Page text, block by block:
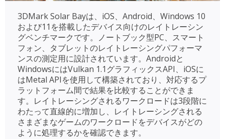
3DMark Solar Bayは、iOS、Android、Windows 10
および11を搭載したデバイス向けのレイトレーシン
グベンチマークです。ノートブック型PC、スマート
フォン、タブレットのレイトレーシングパフォーマ
ンスの測定用に設計されています。Androidと
WindowsにはVulkan 1.1グラフィックスAPI、iOSに
はMetal APIを使用して構築されており、対応するプ
ラットフォーム間で結果を比較することができま
す。レイトレーシングされるワークロードは3段階に
わたって直線的に増加し、レイトレーシングされる
さまざまなゲームのワークロードをデバイスがどの
ように処理するかを確認できます。